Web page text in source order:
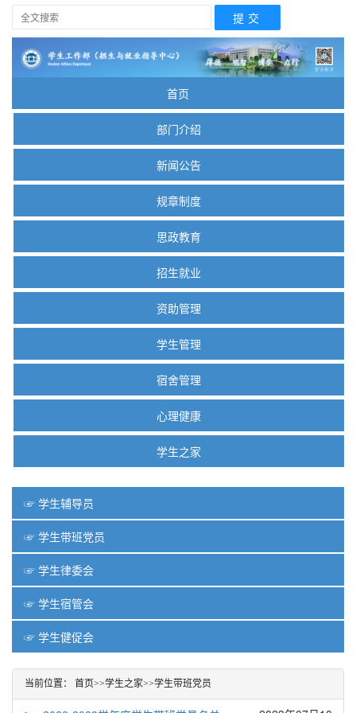
首页
部门介绍
新闻公告
规章制度
思政教育
招生就业
资助管理
学生管理
宿舍管理
心理健康
学生之家
☞ 学生辅导员
☞ 学生带班党员
☞ 学生律委会
☞ 学生宿管会
☞ 学生健促会
当前位置： 首页>>学生之家>>学生带班党员